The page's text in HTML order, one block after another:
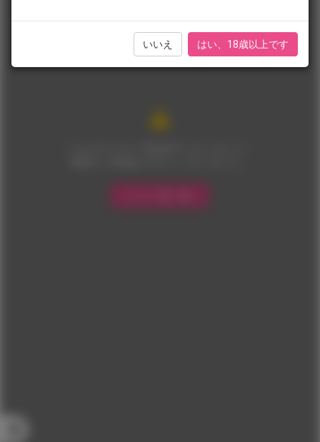
いいえ はい、18歳以上です